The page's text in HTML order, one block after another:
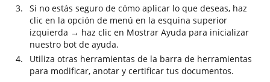
Si no estás seguro de cómo aplicar lo que deseas, haz
clic en la opción de menú en la esquina superior
izquierda → haz clic en Mostrar Ayuda para inicializar
nuestro bot de ayuda.
Utiliza otras herramientas de la barra de herramientas
para modificar, anotar y certificar tus documentos.